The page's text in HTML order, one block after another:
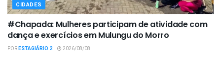
CIDADES
#Chapada: Mulheres participam de atividade com
dança e exercícios em Mulungu do Morro
PORESTAGIÁRIO 2 2026/08/08